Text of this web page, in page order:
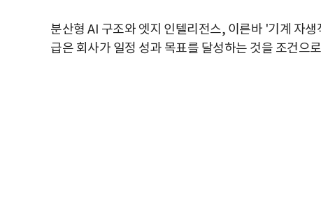
분산형 AI 구조와 엣지 인텔리전스, 이른바 '기계 자
급은 회사가 일정 성과 목표를 달성하는 것을 조건으